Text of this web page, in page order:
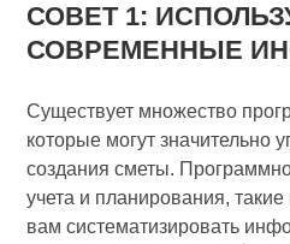
СОВЕТ 1:
СОВРЕМЕННЫЕ
Существует множество
которые могут значительно
создания сметы.
учета и планирования,
вам систематизировать